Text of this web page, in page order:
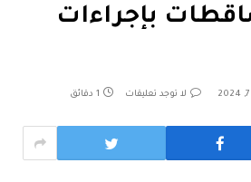
بإجراءات
لا توجد تعليقات 1 دقائق